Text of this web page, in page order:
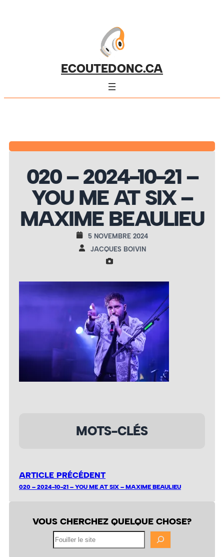
ECOUTEDONC.CA
020 – 2024-10-21 –
YOU ME AT SIX –
MAXIME BEAULIEU
5 NOVEMBRE 2024
JACQUES BOIVIN
MOTS-CLÉS
ARTICLE PRÉCÉDENT
020 – 2024-10-21 – YOU ME AT SIX – MAXIME BEAULIEU
VOUS CHERCHEZ QUELQUE CHOSE?